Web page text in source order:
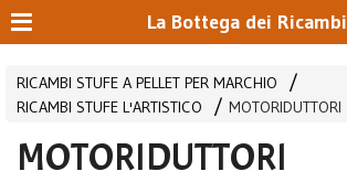
La Bottega dei Ricambi
RICAMBI STUFE A PELLET PER MARCHIO
RICAMBI STUFE L'ARTISTICO
MOTORIDUTTORI
MOTORIDUTTORI